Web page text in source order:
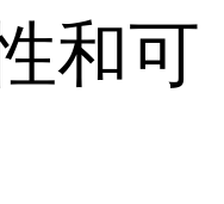
和可